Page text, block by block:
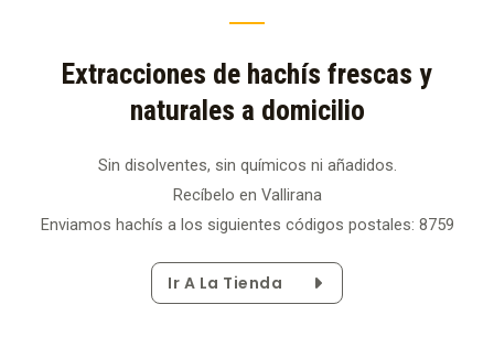
Extracciones de hachís frescas y
naturales a domicilio
Sin disolventes, sin químicos ni añadidos.
Recíbelo en Vallirana
Enviamos hachís a los siguientes códigos postales: 8759
Ir A La Tienda